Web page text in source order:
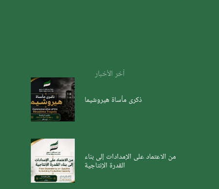
آخر الأخبار
ذكرى مأساة هيروشيما
من الاعتماد على الإمدادات إلى بناء
القدرة الإنتاجية